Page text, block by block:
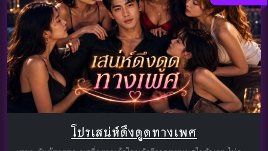
โปรเสน่ห์ดึงดูดทางเพศ